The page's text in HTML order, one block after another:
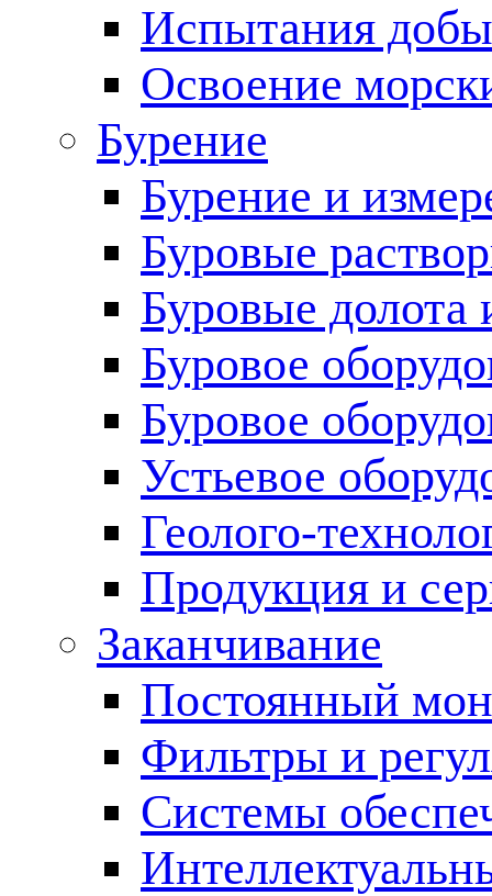
Испытания
Освоение
Бурение
Бурение и
Буровые
Буровые долота
Буровое
Буровое
Устьевое
Геолого-
Продукция и
Заканчивание
Постоянный
Фильтры и
Cистемы